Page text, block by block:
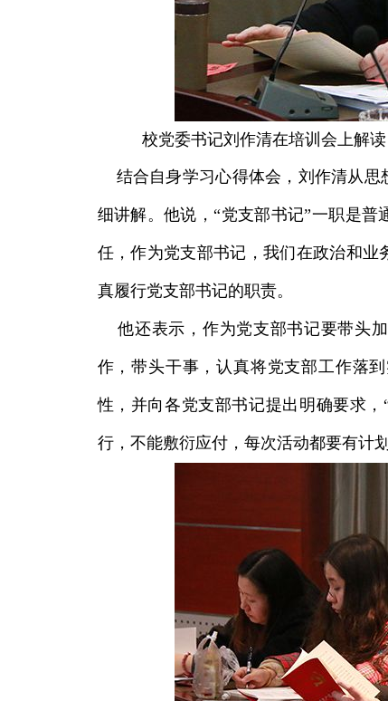
校党委书记刘作清在培训会上解
结合自身学习心得体会，刘作清从思
细讲解。他说，“党支部书记”一职是
任，作为党支部书记，我们在政治和
真履行党支部书记的职责。
他还表示，作为党支部书记要带头
作，带头干事，认真将党支部工作落
性，并向各党支部书记提出明确要求
行，不能敷衍应付，每次活动都要有计